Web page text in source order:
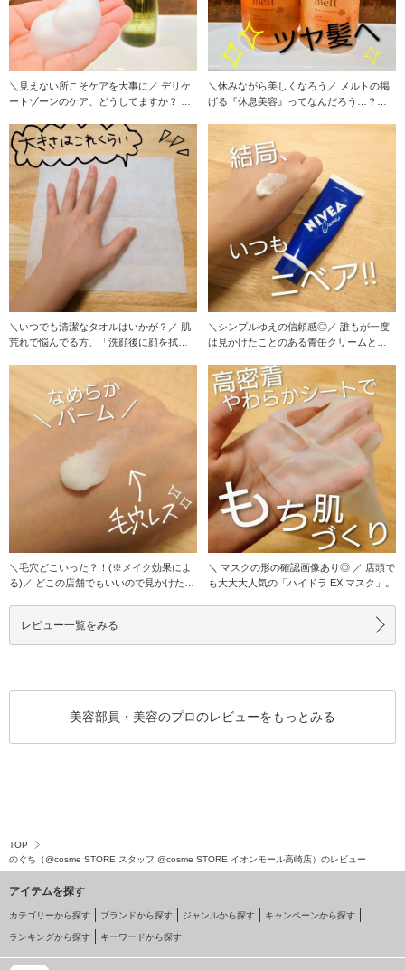
＼見えない所こそケアを大事に／ デリケ
ートゾーンのケア、どうしてますか？ お
＼休みながら美しくなろう／ メルトの掲
げる『休息美容』ってなんだろう…？と
＼いつでも清潔なタオルはいかが？／ 肌
荒れで悩んでる方、「洗顔後に顔を拭く
＼シンプルゆえの信頼感◎／ 誰もが一度
は見かけたことのある青缶クリームとい
＼毛穴どこいった？！(※メイク効果によ
る)／ どこの店舗でもいいので見かけたら
＼ マスクの形の確認画像あり◎ ／ 店頭で
も大大大人気の「ハイドラ EX マスク」。
レビュー一覧をみる
美容部員・美容のプロのレビューをもっとみる
TOP
のぐち（@cosme STORE スタッフ @cosme STORE イオンモール高崎店）のレビュー
アイテムを探す
カテゴリーから探す ブランドから探す ジャンルから探す キャンペーンから探す
ランキングから探す キーワードから探す